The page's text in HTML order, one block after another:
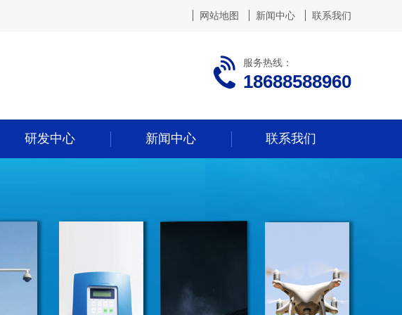
网站地图 新闻中心 联系我们
服务热线：
18688588960
研发中心 新闻中心 联系我们